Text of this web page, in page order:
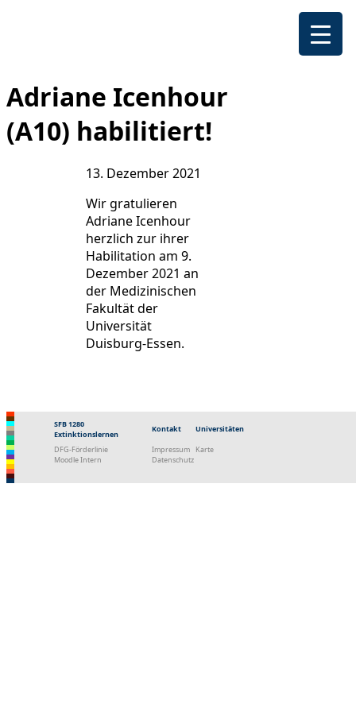
Adriane Icenhour
(A10) habilitiert!
13. Dezember 2021
Wir gratulieren
Adriane Icenhour
herzlich zur ihrer
Habilitation am 9.
Dezember 2021 an
der Medizinischen
Fakultät der
Universität
Duisburg-Essen.
SFB 1280
Extinktionslernen
Kontakt
Universitäten
DFG-Förderlinie
Moodle Intern
Impressum
Datenschutz
Karte